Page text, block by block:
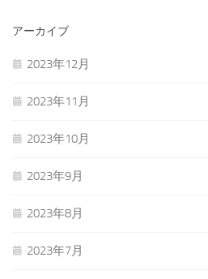
アーカイブ
2023年12月
2023年11月
2023年10月
2023年9月
2023年8月
2023年7月